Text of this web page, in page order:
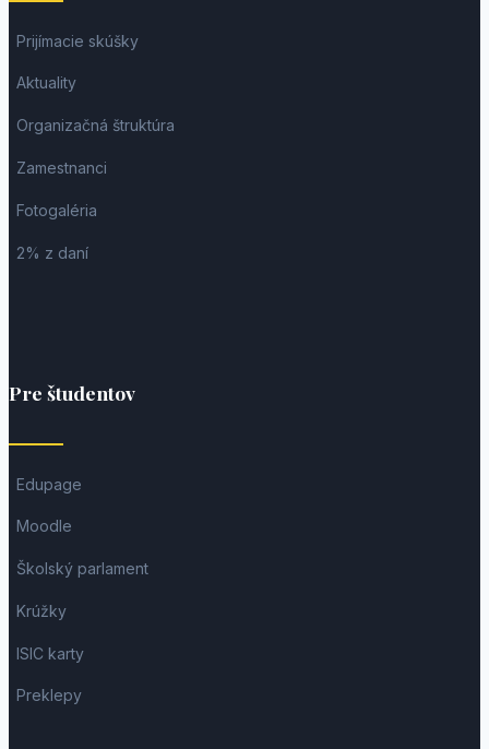
Prijímacie skúšky
Aktuality
Organizačná štruktúra
Zamestnanci
Fotogaléria
2% z daní
Pre študentov
Edupage
Moodle
Školský parlament
Krúžky
ISIC karty
Preklepy